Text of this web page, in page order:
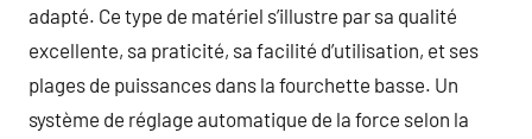
adapté. Ce type de matériel s’illustre par sa qualité
excellente, sa praticité, sa facilité d’utilisation, et ses
plages de puissances dans la fourchette basse. Un
système de réglage automatique de la force selon la